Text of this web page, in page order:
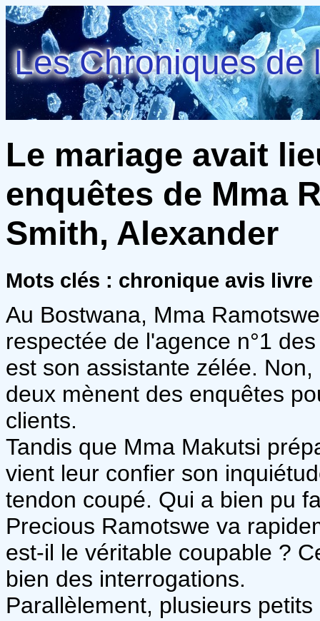
Les Chroniques de
Le mariage avait
enquêtes de Mma
Smith, Alexander
Mots clés : chronique avis
Au Bostwana, Mma
respectée de l'agence n°1
est son assistante zélée.
deux mènent des enquêtes
clients.
Tandis que Mma Makutsi
vient leur confier son
tendon coupé. Qui a bien pu
Precious Ramotswe va
est-il le véritable coupable ?
bien des interrogations.
Parallèlement, plusieurs